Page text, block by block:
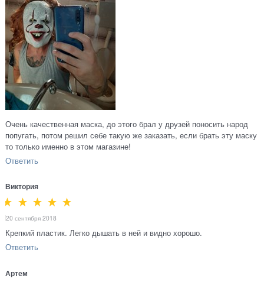
Очень качественная маска, до этого брал у друзей поносить народ
попугать, потом решил себе такую же заказать, если брать эту маску
то только именно в этом магазине!
Ответить
Виктория
20 сентября 2018
Крепкий пластик. Легко дышать в ней и видно хорошо.
Ответить
Артем